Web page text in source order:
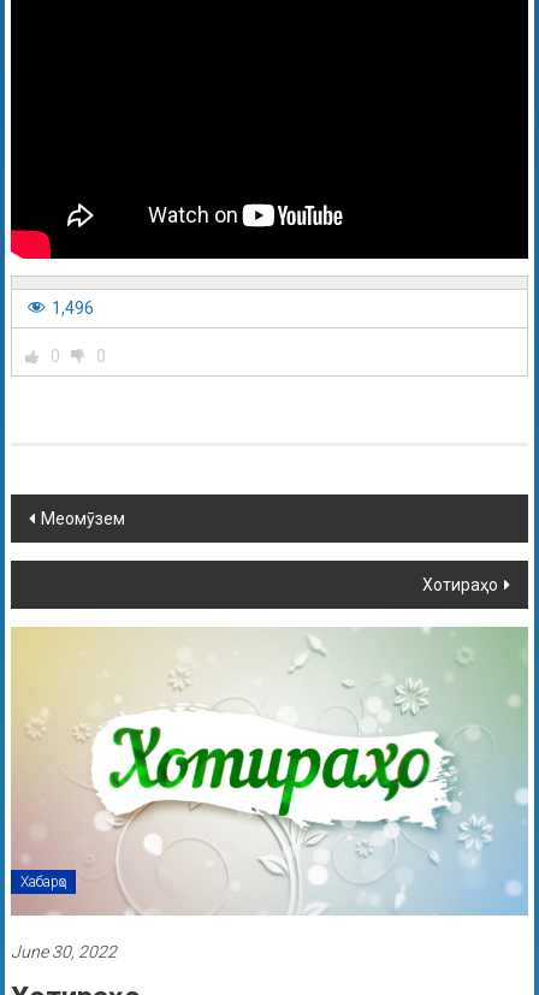
1,496
0 0
Меомӯзем
Хотираҳо
Хабарҳо
June 30, 2022